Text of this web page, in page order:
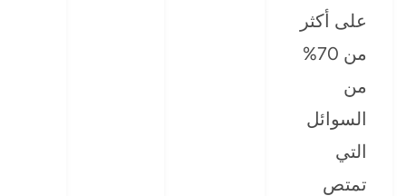
على أكثر
من 70%
من
السوائل
التي
تمتص